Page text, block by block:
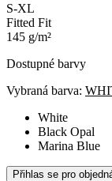
S-XL
Fitted Fit
145 g/m²
Dostupné barvy
Vybraná barva:
White
Black Opal
Marina Blue
Přihlas se pro